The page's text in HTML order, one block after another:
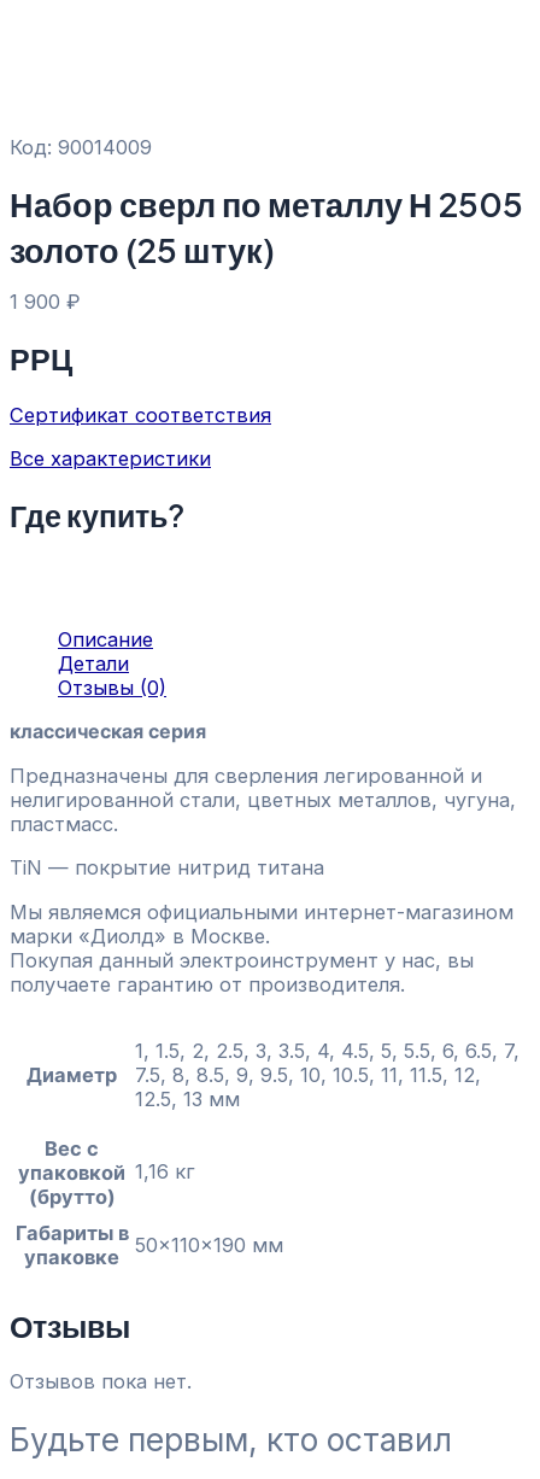
Код: 90014009
Набор сверл по металлу Н 2505
золото (25 штук)
1 900 ₽
РРЦ
Сертификат соответствия
Все характеристики
Где купить?
Описание
Детали
Отзывы (0)
классическая серия
Предназначены для сверления легированной и
нелигированной стали, цветных металлов, чугуна,
пластмасс.
TiN — покрытие нитрид титана
Мы являемся официальными интернет-магазином
марки «Диолд» в Москве.
Покупая данный электроинструмент у нас, вы
получаете гарантию от производителя.
Диаметр
1, 1.5, 2, 2.5, 3, 3.5, 4, 4.5, 5, 5.5, 6, 6.5, 7,
7.5, 8, 8.5, 9, 9.5, 10, 10.5, 11, 11.5, 12,
12.5, 13 мм
Вес с
упаковкой
(брутто)
1,16 кг
Габариты в
упаковке
50x110x190 мм
Отзывы
Отзывов пока нет.
Будьте первым, кто оставил